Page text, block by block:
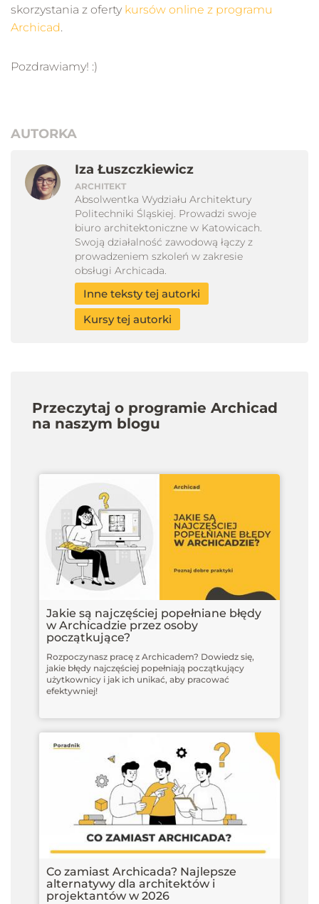
skorzystania z oferty kursów online z programu
Archicad.
Pozdrawiamy! :)
AUTORKA
Iza Łuszczkiewicz
ARCHITEKT
Absolwentka Wydziału Architektury
Politechniki Śląskiej. Prowadzi swoje
biuro architektoniczne w Katowicach.
Swoją działalność zawodową łączy z
prowadzeniem szkoleń w zakresie
obsługi Archicada.
Inne teksty tej autorki
Kursy tej autorki
Przeczytaj o programie Archicad
na naszym blogu
Jakie są najczęściej popełniane błędy
w Archicadzie przez osoby
początkujące?
Rozpoczynasz pracę z Archicadem? Dowiedz się,
jakie błędy najczęściej popełniają początkujący
użytkownicy i jak ich unikać, aby pracować
efektywniej!
Co zamiast Archicada? Najlepsze
alternatywy dla architektów i
projektantów w 2026